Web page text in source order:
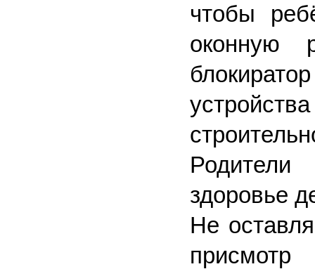
чтобы
оконную
здоровье
Не